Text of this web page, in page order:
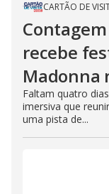
CARTÃO DE
recebe
Madonna
Faltam quatro
imersiva que
uma pista de...